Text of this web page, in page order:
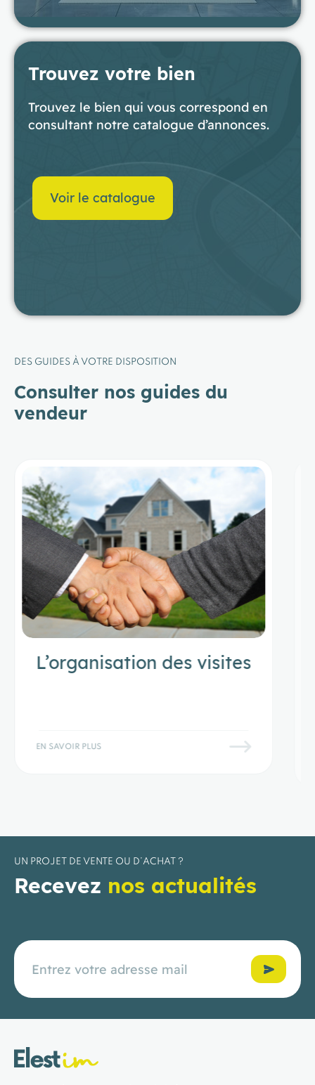
Trouvez votre bien
Trouvez le bien qui vous correspond en
consultant notre catalogue d’annonces.
Voir le catalogue
DES GUIDES À VOTRE DISPOSITION
Consulter nos guides du
vendeur
Les diagnostics
UN PROJET DE VENTE OU D’ACHAT ?
Recevez nos actualités